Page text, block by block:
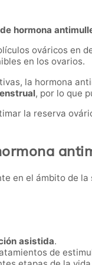
hormona
ováricos en
en los ovarios.
la hormona
, por lo que
la reserva
en el ámbito de
asistida.
de